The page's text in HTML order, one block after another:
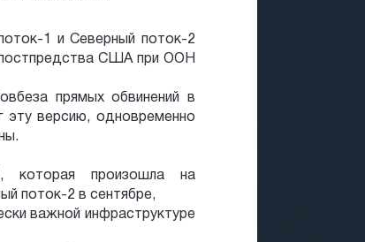
1 и Северный поток-2
США при ООН
прямых обвинений в
эту версию, одновременно
которая произошла на
поток-2 в сентябре,
важной инфраструктуре